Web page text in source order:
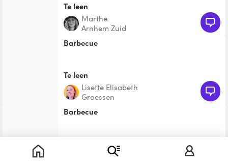
Te leen
Marthe
Arnhem Zuid
barbecue
Te leen
Lisette Elisabeth
Groessen
barbecue